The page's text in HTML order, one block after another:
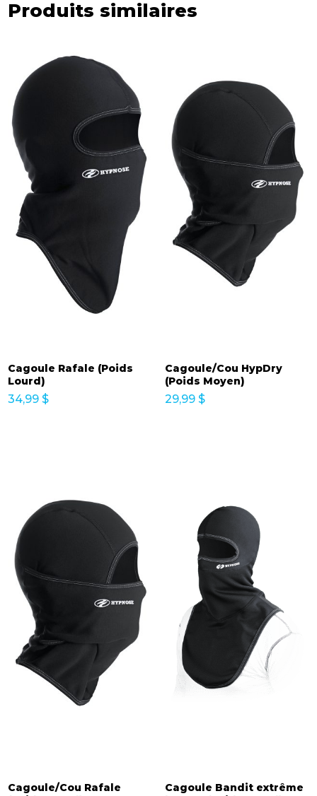
Produits similaires
Cagoule Rafale (Poids
Lourd)
34,99$
Cagoule/Cou HypDry
(Poids Moyen)
29,99 $
Cagoule/Cou Rafale
Cagoule Bandit extrême